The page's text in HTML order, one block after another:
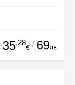
35.28
€ / 69лв.